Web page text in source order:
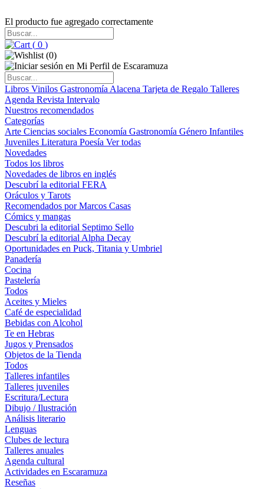
El producto fue agregado correctamente
( 0 )
(0)
Libros Vinilos Gastronomía Alacena Tarjeta de Regalo Talleres
Agenda Revista Intervalo
Nuestros recomendados
Categorías
Arte Ciencias sociales Economía Gastronomía Género Infantiles
Juveniles Literatura Poesía Ver todas
Novedades
Todos los libros
Novedades de libros en inglés
Descubrí la editorial FERA
Oráculos y Tarots
Recomendados por Marcos Casas
Cómics y mangas
Descubri la editorial Septimo Sello
Descubrí la editorial Alpha Decay
Oportunidades en Puck, Titania y Umbriel
Panadería
Cocina
Pastelería
Todos
Aceites y Mieles
Café de especialidad
Bebidas con Alcohol
Te en Hebras
Jugos y Prensados
Objetos de la Tienda
Todos
Talleres infantiles
Talleres juveniles
Escritura/Lectura
Dibujo / Ilustración
Análisis literario
Lenguas
Clubes de lectura
Talleres anuales
Agenda cultural
Actividades en Escaramuza
Reseñas